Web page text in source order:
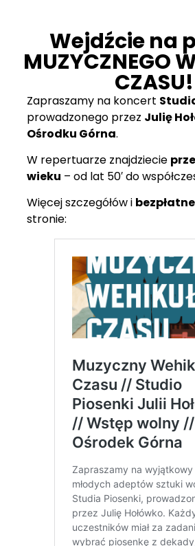
Wejdźcie na
MUZYCZNEGO
CZASU!
Zapraszamy na koncert
prowadzonego przez Julię
Ośrodku Górna.
W repertuarze znajdziecie
wieku – od lat 50′ do
Więcej szczegółów i
stronie: